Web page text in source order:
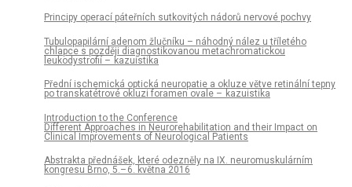
Principy operací páteřních sutkovitých nádorů nervové pochvy
Tubulopapilární adenom žlučníku – náhodný nález u tříletého
chlapce s později dia­gnostikovanou metachromatickou
leukodystrofií – kazuistika
Přední ischemická optická neuropatie a okluze větve retinální tepny
po transkatétrové okluzi foramen ovale – kazuistika
Introduction to the Conference
Different Approaches in Neurorehabilitation and their Impact on
Clinical Improvements of Neurological Patients
Abstrakta přednášek, které odezněly na IX. neuromuskulárním
kongresu Brno, 5.– 6. května 2016